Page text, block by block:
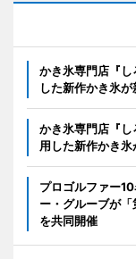
かき氷専門店『
した新作かき氷が
かき氷専門店『
用した新作かき氷
プロゴルファー
ー・グルーブが「
を共同開催